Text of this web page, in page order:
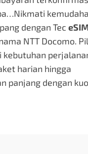
Nikmati
dengan Tec
NTT Docomo.
kebutuhan
harian hingga
panjang dengan